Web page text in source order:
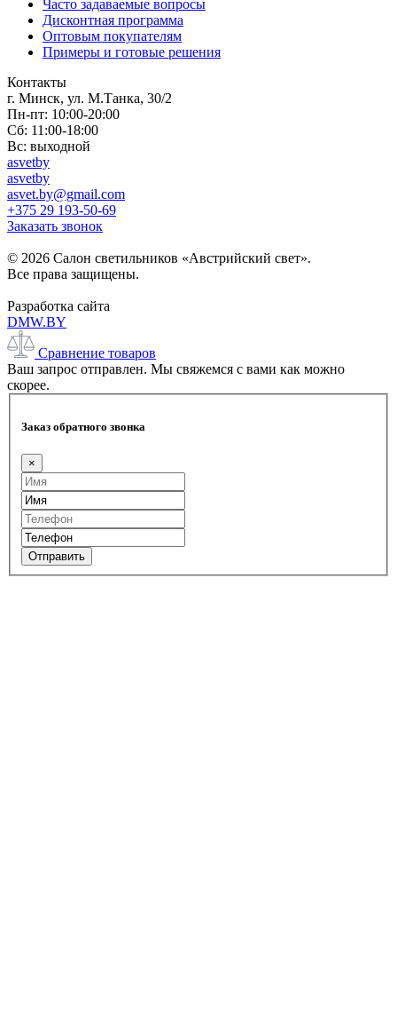
Часто задаваемые вопросы
Дисконтная программа
Оптовым покупателям
Примеры и готовые решения
Контакты
г. Минск, ул. М.Танка, 30/2
Пн-пт: 10:00-20:00
Сб: 11:00-18:00
Вс: выходной
asvetby
asvetby
asvet.by@gmail.com
+375 29 193-50-69
Заказать звонок
© 2026 Салон светильников «Австрийский свет».
Все права защищены.
Разработка сайта
DMW.BY
Сравнение товаров
Ваш запрос отправлен. Мы свяжемся с вами как можно
скорее.
Заказ обратного звонка
×
Отправить